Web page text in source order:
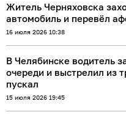
Житель Черняховска
автомобиль и перевёл
16 июля 2026 10:38
В Челябинске водитель
очереди и выстрелил из
пускал
15 июля 2026 19:45